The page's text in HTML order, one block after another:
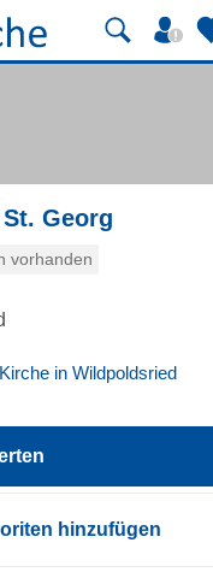
Georg
vorhanden
in Wildpoldsried
hinzufügen